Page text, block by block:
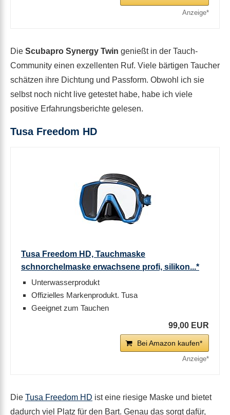
Die Scubapro Synergy Twin genießt in der Tauch-
Community einen exzellenten Ruf. Viele bärtigen Taucher
schätzen ihre Dichtung und Passform. Obwohl ich sie
selbst noch nicht live getestet habe, habe ich viele
positive Erfahrungsberichte gelesen.
Tusa Freedom HD
Tusa Freedom HD, Tauchmaske
schnorchelmaske erwachsene profi, silikon...*
Unterwasserprodukt
Offizielles Markenprodukt. Tusa
Geeignet zum Tauchen
99,00 EUR
Bei Amazon kaufen*
Die Tusa Freedom HD ist eine riesige Maske und bietet
dadurch viel Platz für den Bart. Genau das sorgt dafür,